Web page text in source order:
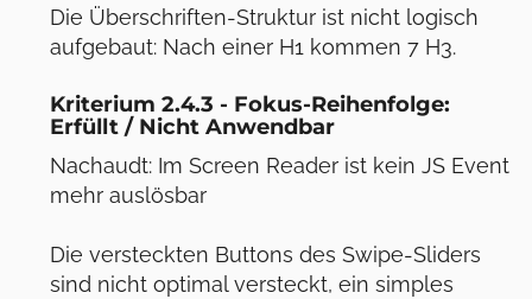
Die Überschriften-Struktur ist nicht logisch
aufgebaut: Nach einer H1 kommen 7 H3.
Kriterium 2.4.3 - Fokus-Reihenfolge:
Erfüllt / Nicht Anwendbar
Nachaudt: Im Screen Reader ist kein JS Event
mehr auslösbar
Die versteckten Buttons des Swipe-Sliders
sind nicht optimal versteckt, ein simples